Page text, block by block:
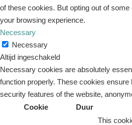
of these cookies. But opting out of
your browsing experience.
Necessary
Necessary
Altijd ingeschakeld
Necessary cookies are absolutely
function properly. These cookies ensure
security features of the website,
Cookie
Duur
This